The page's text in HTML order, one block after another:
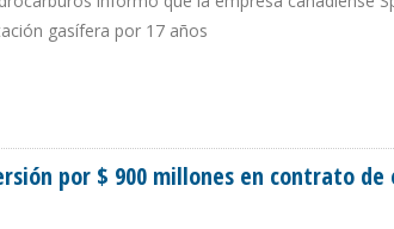
gasífera por 17 años
por $ 900 millones en contrato